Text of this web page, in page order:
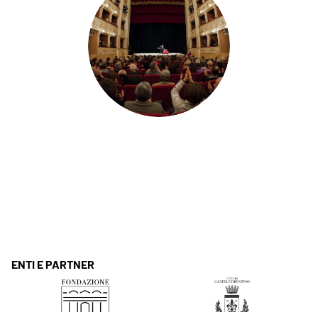
ENTI E PARTNER